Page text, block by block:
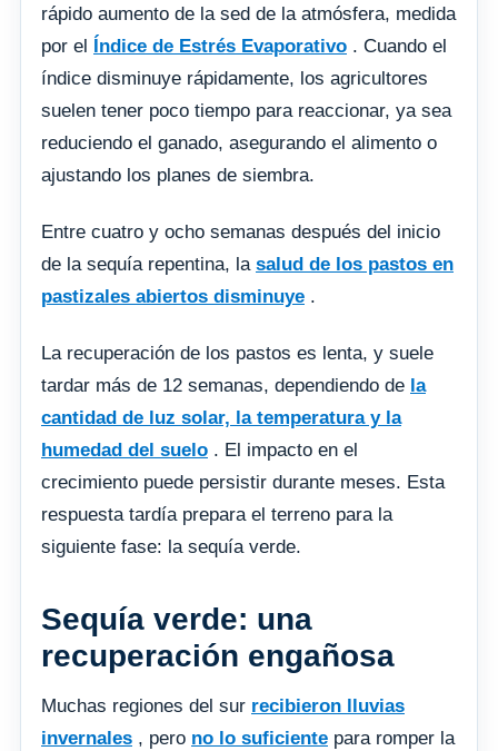
rápido aumento de la sed de la atmósfera, medida
por el
Índice de Estrés Evaporativo . Cuando el
índice disminuye rápidamente, los agricultores
suelen tener poco tiempo para reaccionar, ya sea
reduciendo el ganado, asegurando el alimento o
ajustando los planes de siembra.
Entre cuatro y ocho semanas después del inicio
de la sequía repentina, la salud de los pastos en
pastizales abiertos disminuye .
La recuperación de los pastos es lenta, y suele
tardar más de 12 semanas, dependiendo de la
cantidad de luz solar, la temperatura y la
humedad del suelo . El impacto en el
crecimiento puede persistir durante meses. Esta
respuesta tardía prepara el terreno para la
siguiente fase: la sequía verde.
Sequía verde: una
recuperación engañosa
Muchas regiones del sur recibieron lluvias
invernales , pero no lo suficiente para romper la